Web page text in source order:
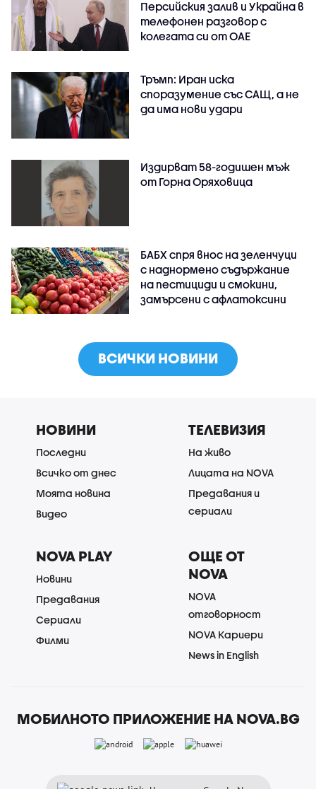
Персийския залив и Украйна в
телефонен разговор с
колегата си от ОАЕ
Тръмп: Иран иска
споразумение със САЩ, а не
да има нови удари
Издирват 58-годишен мъж
от Горна Оряховица
БАБХ спря внос на зеленчуци
с наднормено съдържание
на пестициди и смокини,
замърсени с афлатоксини
ВСИЧКИ НОВИНИ
НОВИНИ
Последни
Всичко от днес
Моята новина
Видео
ТЕЛЕВИЗИЯ
На живо
Лицата на NOVA
Предавания и
сериали
NOVA PLAY
Новини
Предавания
Сериали
Филми
ОЩЕ ОТ
NOVA
NOVA
отговорност
NOVA Кариери
News in English
МОБИЛНОТО ПРИЛОЖЕНИЕ НА NOVA.BG